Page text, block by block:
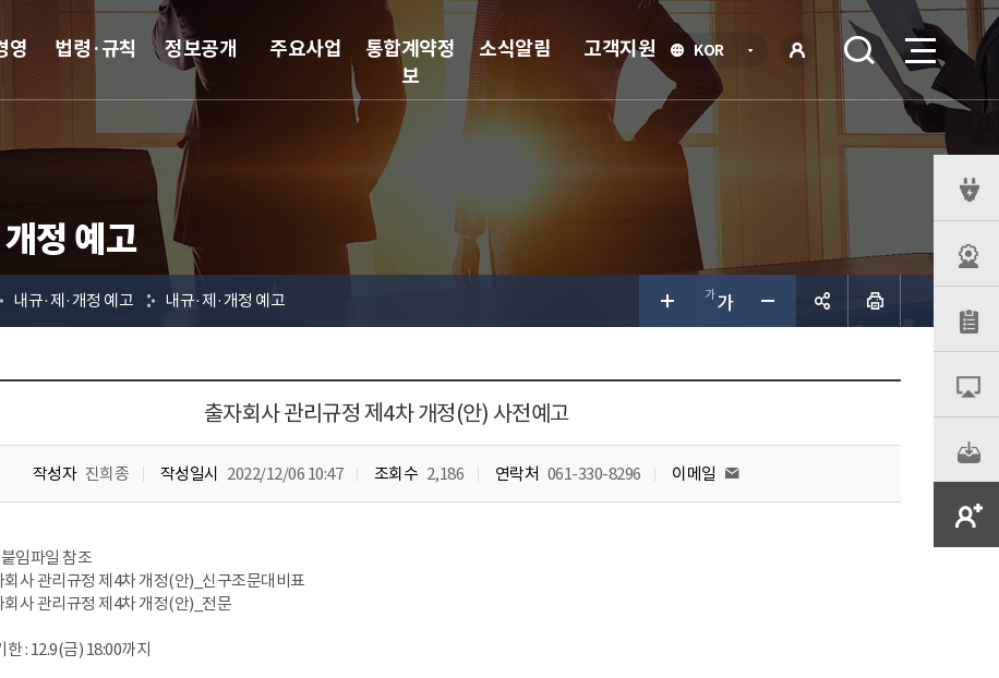
KOR언
선
그인
영 법령·규칙 정보공개 주요사업
통합계약정
보
소식알림 고객지원
정 예고
내규·제·개정 예고 내규·제·개정 예고
출자회사 관리규정 제4차 개정(안) 사전예고
작성자 진희종 작성일시 2022/12/06 10:47 조회수 2,186 연락처 061-330-8296 이메일
임파일 참조
사 관리규정 제4차 개정(안)_신구조문대비표
사 관리규정 제4차 개정(안)_전문
: 12.9(금) 18:00까지